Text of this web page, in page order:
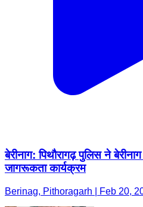
बेरीनाग: पिथौरागढ़ पुलिस ने
जागरूकता कार्यक्रम
Berinag, Pithoragarh | Feb 20,